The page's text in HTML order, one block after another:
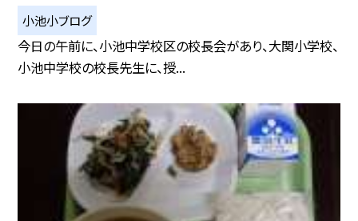
小池小ブログ
今日の午前に、小池中学校区の校長会があり、大関小学校、
小池中学校の校長先生に、授...